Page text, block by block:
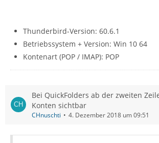
Thunderbird-Version: 60.6.1
Betriebssystem + Version: Win 10 64
Kontenart (POP / IMAP): POP
Bei QuickFolders ab der zweiten
Konten sichtbar
CHnuschti 4. Dezember 2018 um 09:51